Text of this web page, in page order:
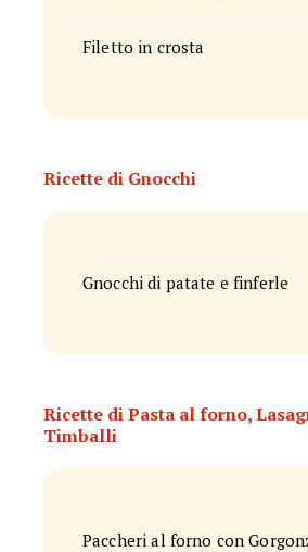
Filetto in crosta
Ricette di Gnocchi
Gnocchi di patate e finferle
Ricette di Pasta al forno,
Timballi
Paccheri al forno con